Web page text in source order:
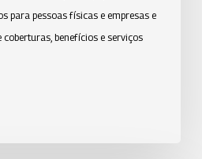
para pessoas físicas e empresas e
coberturas, benefícios e serviços